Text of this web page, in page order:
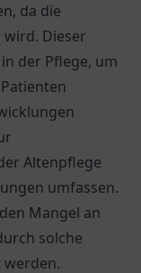
da die
Dieser
der Pflege, um
Altenpflege
umfassen.
Mangel an
solche